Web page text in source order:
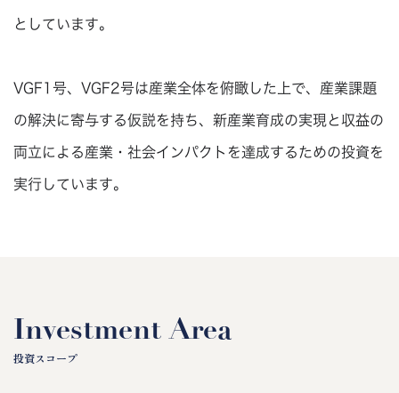
としています。
VGF1号、VGF2号は産業全体を俯瞰した上で、産業課題
の解決に寄与する仮説を持ち、新産業育成の実現と収益の
両立による産業・社会インパクトを達成するための投資を
実行しています。
Investment Area
投資スコープ